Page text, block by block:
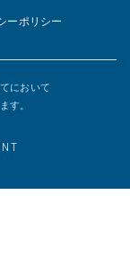
ーポリシー
において
す。